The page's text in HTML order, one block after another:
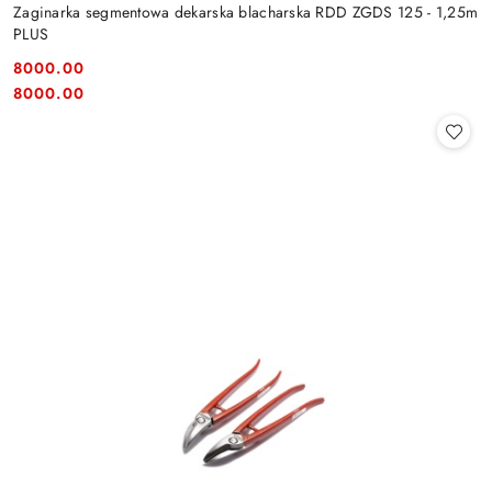
Zaginarka segmentowa dekarska blacharska RDD ZGDS 125 - 1,25m
PLUS
Cena:
8000.00
Cena:
8000.00